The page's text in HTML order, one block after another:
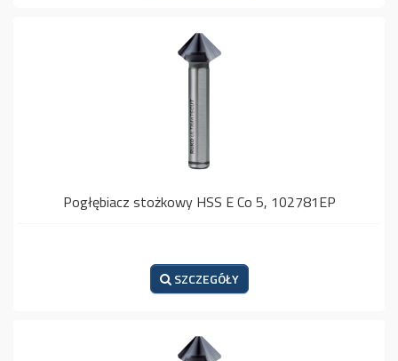
Pogłębiacz stożkowy HSS E Co 5, 102781EP
SZCZEGÓŁY